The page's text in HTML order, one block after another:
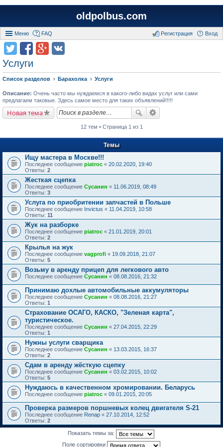
oldpolbus.com
Меню FAQ Вход
Регистрация
Услуги
Список разделов Барахолка Услуги
Описание: Очень часто мы нуждаемся в какого-либо видах услуг или сами
предлагаем таковые. Здесь самое место для таких объявлений!!!!!
Новая тема
12 тем • Страница 1 из 1
Темы
Ищу мастера в Москве!!!
Последнее сообщение piatroc « 20.02.2020, 19:40
Ответы: 2
Жесткая сцепка
Последнее сообщение Сусанин « 11.06.2019, 08:49
Ответы: 3
Услуга по приобритении запчастей в Польше
Последнее сообщение Invictus « 11.04.2019, 10:58
Ответы: 11
Жук на разборке
Последнее сообщение piatroc « 21.01.2019, 20:01
Ответы: 2
Крылья на жук
Последнее сообщение vagprofi « 19.09.2018, 21:07
Ответы: 5
Возьму в аренду прицеп для легкового авто
Последнее сообщение Сусанин « 08.08.2016, 21:32
Принимаю дохлые автомобильные аккумуляторы
Последнее сообщение Сусанин « 08.08.2016, 21:27
Ответы: 1
Страхование ОСАГО, КАСКО, "Зеленая карта",
туристическое.
Последнее сообщение Сусанин « 27.04.2015, 22:29
Ответы: 1
Нужны услуги сварщика
Последнее сообщение Сусанин « 13.03.2015, 16:37
Ответы: 2
Сдам в аренду жёсткую сцепку
Последнее сообщение Сусанин « 03.02.2015, 10:02
Ответы: 5
Нуждаюсь в качественном хромировании. Беларусь
Последнее сообщение piatroc « 09.01.2015, 20:05
Проверка размеров поршневых колец двигателя S-21
Последнее сообщение Renap « 27.10.2014, 12:52
Ответы: 2
Показать темы за:
Поле сортировки